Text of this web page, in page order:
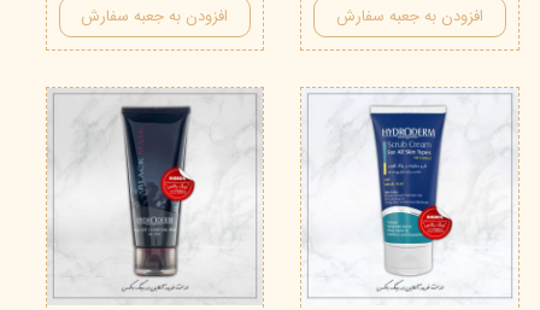
افزودن به جعبه سفارش افزودن به جعبه سفارش